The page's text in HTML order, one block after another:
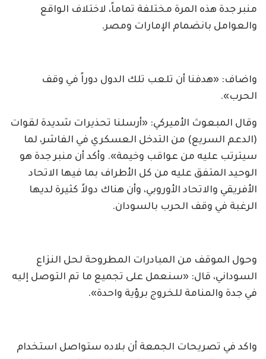
منبر جدة هذه المرة مختلفة تماماً، لاختلاف الواقع
والعوامل بانضمام الإمارات ومصر.
واضاف: «هدفنا أن تلعب تلك الدول دوراً في وقف
الحرب».
وقال المبعوث الأميركي: «أرسلنا تحذيرات شديدة لقوات
(الدعم السريع) من التدخل العسكري في الفاشر، لما
سيترتب عليه من عواقب وخيمة». وأكد أن منبر جدة هو
الوحيد المتفق عليه من كل الأطراف بما فيها الاتحاد
الأفريقي والاتحاد الأوروبي، وأن هناك دولاً كثيرة لديها
الرغبة في وقف الحرب بالسودان.
وحول الموقف من المبادرات المطروحة لحل النزاع
السوداني، قال: «سنعمل على تجميع ما تم التوصل إليه
في جدة والمنامة للخروج برؤية واحدة».
واكد في تصريحات الجمعة أن بلاده ستواصل استخدام